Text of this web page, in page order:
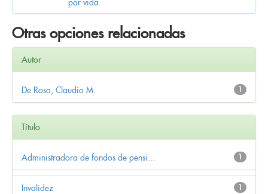
Otras opciones relacionadas
Autor
1
De Rosa, Claudio M.
Título
1
Administradora de fondos de pensi...
1
Invalidez